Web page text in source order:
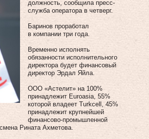
должность, сообщила пресс-
служба оператора в четверг.
Баринов проработал
в компании три года.
Временно исполнять
обязанности исполнительного
директора будет финансовый
директор Эрдал Яйла.
ООО «Астелит» на 100%
принадлежит Euroasia, 55%
которой владеет Turkcell, 45%
принадлежит крупнейшей
финансово-промышленной
Рината Ахметова.